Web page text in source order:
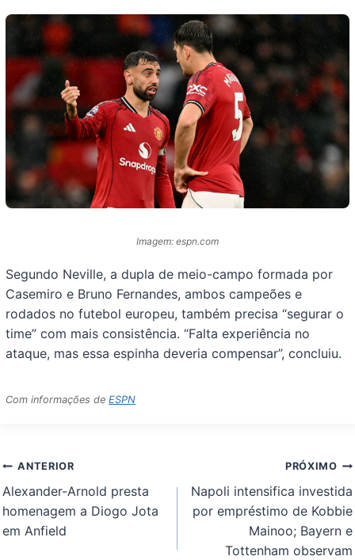
Imagem: espn.com
Segundo Neville, a dupla de meio-campo formada por
Casemiro e Bruno Fernandes, ambos campeões e
rodados no futebol europeu, também precisa “segurar o
time” com mais consistência. “Falta experiência no
ataque, mas essa espinha deveria compensar”, concluiu.
Com informações deESPN
Navegação
de
Post
ANTERIOR
Alexander-Arnold presta
homenagem a Diogo Jota
em Anfield
PRÓXIMO
Napoli intensifica investida
por empréstimo de Kobbie
Mainoo; Bayern e
Tottenham observam